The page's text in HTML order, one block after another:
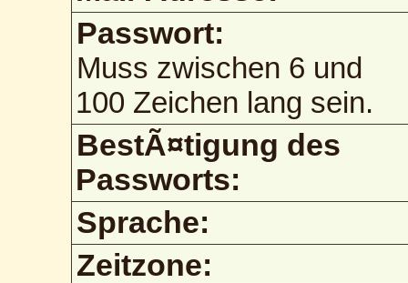
Passwort:
Muss zwischen 6 und
100 Zeichen lang sein.
BestÃ¤tigung des
Passworts:
Sprache:
Zeitzone: